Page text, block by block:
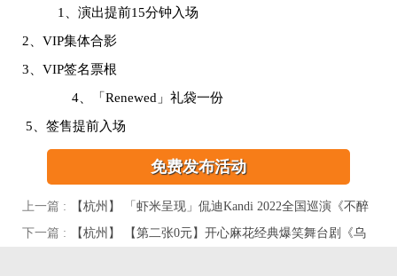
1、演出提前15分钟入场
2、VIP集体合影
3、VIP签名票根
4、「Renewed」礼袋一份
5、签售提前入场
免费发布活动
上一篇 :
【杭州】 「虾米呈现」侃迪Kandi 2022全国巡演《不醉
不归》-杭州站
下一篇 :
【杭州】 【第二张0元】开心麻花经典爆笑舞台剧《乌